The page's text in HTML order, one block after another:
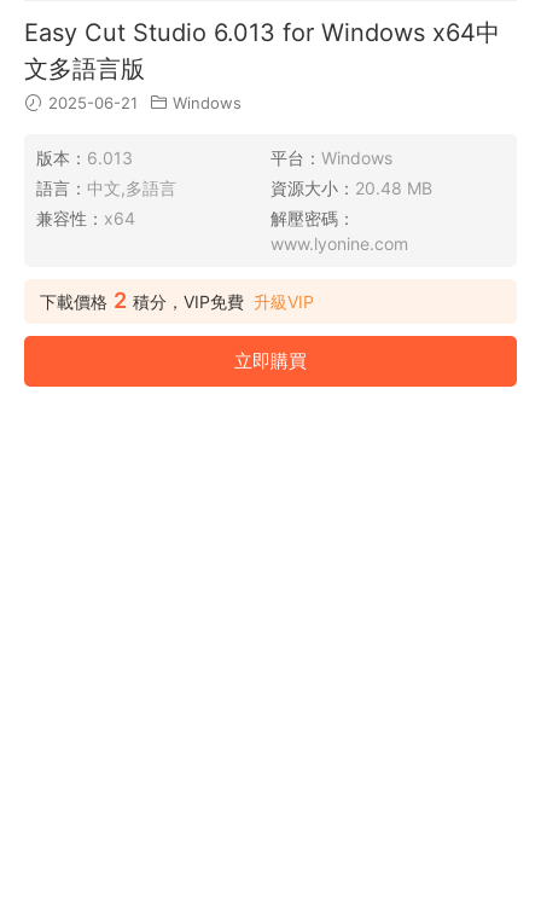
Easy Cut Studio 6.013 for Windows x64中
文多語言版
2025-06-21 Windows
版本： 6.013 平台： Windows
語言： 中文,多語言 資源大小： 20.48 MB
兼容性： x64
解壓密碼：
www.lyonine.com
下載價格 2 積分，VIP免費 升級VIP
立即購買